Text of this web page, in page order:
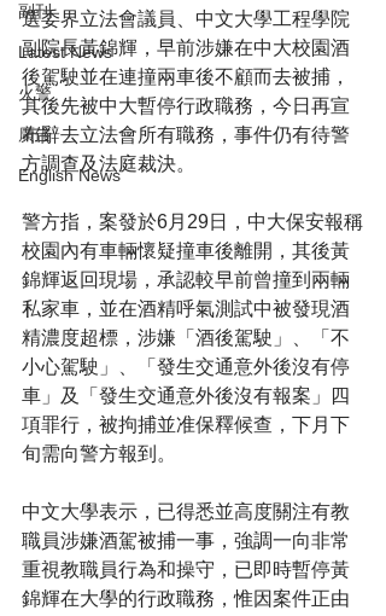
副刊
Latest News
火警
廣告
English News
選委界立法會議員、中文大學工程學院
副院長黃錦輝，早前涉嫌在中大校園酒
後駕駛並在連撞兩車後不顧而去被捕，
其後先被中大暫停行政職務，今日再宣
布辭去立法會所有職務，事件仍有待警
方調查及法庭裁決。
警方指，案發於6月29日，中大保安報稱
校園內有車輛懷疑撞車後離開，其後黃
錦輝返回現場，承認較早前曾撞到兩輛
私家車，並在酒精呼氣測試中被發現酒
精濃度超標，涉嫌「酒後駕駛」、「不
小心駕駛」、「發生交通意外後沒有停
車」及「發生交通意外後沒有報案」四
項罪行，被拘捕並准保釋候查，下月下
旬需向警方報到。
中文大學表示，已得悉並高度關注有教
職員涉嫌酒駕被捕一事，強調一向非常
重視教職員行為和操守，已即時暫停黃
錦輝在大學的行政職務，惟因案件正由